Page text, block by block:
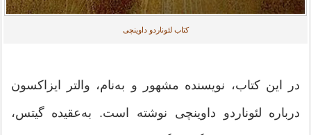
کتاب لئوناردو داوینچی
در این کتاب، نویسنده مشهور و به‌نام، والتر ایزاکسون
درباره لئوناردو داوینچی نوشته است. به‌عقیده گیتس،